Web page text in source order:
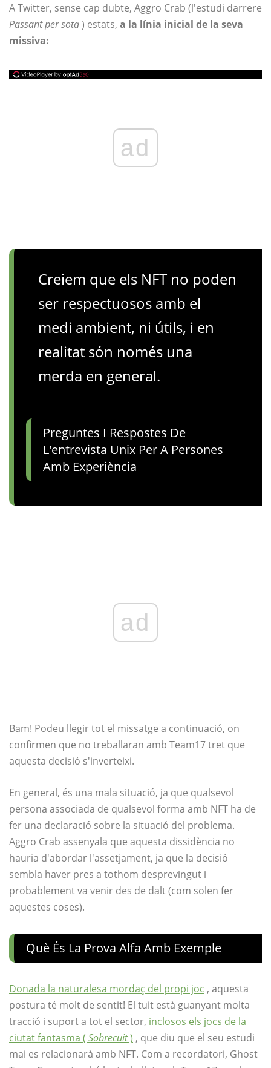
A Twitter, sense cap dubte, Aggro Crab (l'estudi darrere
Passant per sota) estats, a la línia inicial de la seva
missiva:
ad
Creiem que els NFT no poden
ser respectuosos amb el
medi ambient, ni útils, i en
realitat són només una
merda en general.
Preguntes I Respostes De
L'entrevista Unix Per A Persones
Amb Experiència
ad
Bam! Podeu llegir tot el missatge a continuació, on
confirmen que no treballaran amb Team17 tret que
aquesta decisió s'inverteixi.
En general, és una mala situació, ja que qualsevol
persona associada de qualsevol forma amb NFT ha de
fer una declaració sobre la situació del problema.
Aggro Crab assenyala que aquesta dissidència no
hauria d'abordar l'assetjament, ja que la decisió
sembla haver pres a tothom desprevingut i
probablement va venir des de dalt (com solen fer
aquestes coses).
Què És La Prova Alfa Amb Exemple
Donada la naturalesa mordaç del propi joc , aquesta
postura té molt de sentit! El tuit està guanyant molta
tracció i suport a tot el sector, inclosos els jocs de la
ciutat fantasma ( Sobrecuit) , que diu que el seu estudi
mai es relacionarà amb NFT. Com a recordatori, Ghost